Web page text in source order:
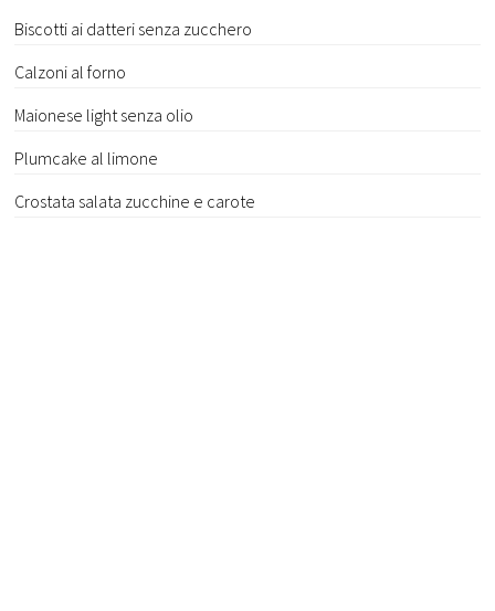
Biscotti ai datteri senza zucchero
Calzoni al forno
Maionese light senza olio
Plumcake al limone
Crostata salata zucchine e carote